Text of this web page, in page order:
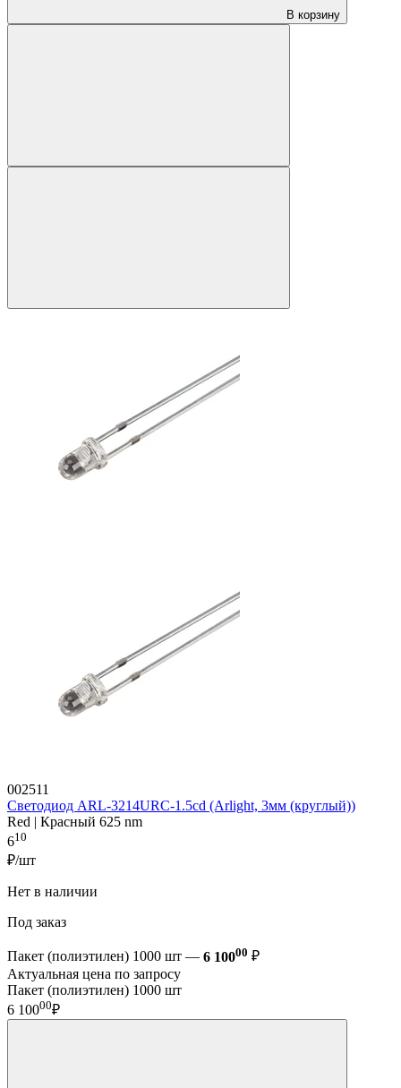
В корзину
002511
Светодиод ARL-3214URC-1.5cd (Arlight, 3мм (круглый))
Red | Красный 625 nm
610
₽/шт
Нет в наличии
Под заказ
Пакет (полиэтилен) 1000 шт — 6 10000 ₽
Актуальная цена по запросу
Пакет (полиэтилен) 1000 шт
6 10000₽